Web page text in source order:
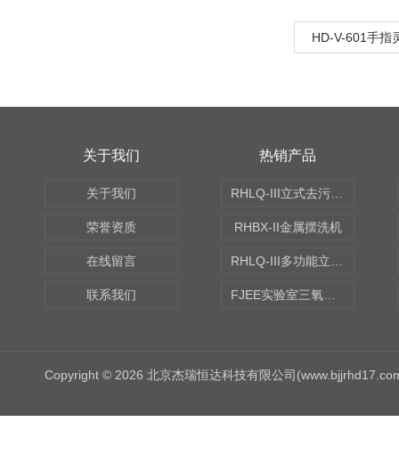
HD-V-601手指
关于我们
关于我们
荣誉资质
在线留言
联系我们
热销产品
RHBX-II金属摆洗机
Copyright © 2026 北京杰瑞恒达科技有限公司